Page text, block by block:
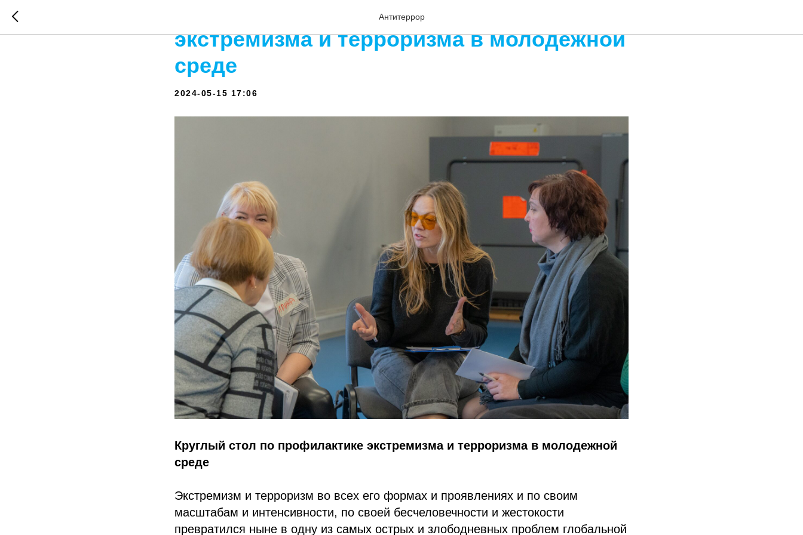
Антитеррор
Круглый стол по профилактике
экстремизма и терроризма в молодёжной
среде
2024-05-15 17:06
Круглый стол по профилактике экстремизма и терроризма в молодежной
среде
Экстремизм и терроризм во всех его формах и проявлениях и по своим
масштабам и интенсивности, по своей бесчеловечности и жестокости
превратился ныне в одну из самых острых и злободневных проблем глобальной